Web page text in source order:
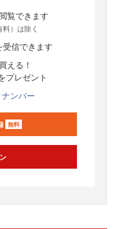
覧できます
）は除く
受信できます
える！
プレゼント
ンバー
無料